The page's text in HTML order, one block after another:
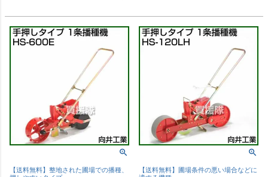
【送料無料】整地された圃場での播種、
【送料無料】圃場条件の悪い場合などに